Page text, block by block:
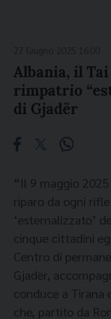
Albania, il
rimpatrio
di Gjadër
“Il 9 maggio
riparo da ogni
‘esternalizzato’
cinque cittadini
Centro di
Gjadër,
conduce a Tirana
che, partito da